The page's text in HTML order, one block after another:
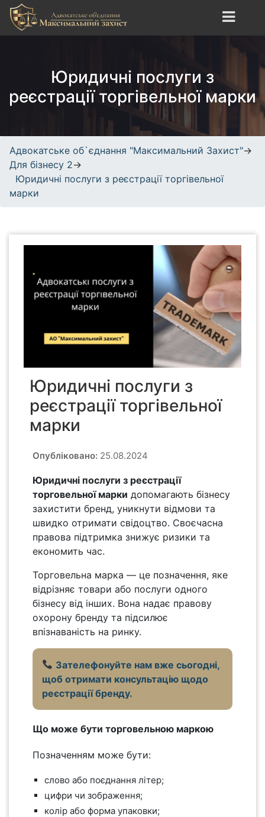
i
t
послуги, кримінальне,
трудове, спортивне право.
Юридичні послуги з
реєстрації торгівельної марки
Адвокатське об`єднання "Максимальний Захист"→
Для бізнесу 2→
Юридичні послуги з реєстрації торгівельної
марки
Юридичні послуги з
реєстрації торгівельної
марки
Опубліковано: 25.08.2024
Юридичні послуги з реєстрації
торговельної марки допомагають бізнесу
захистити бренд, уникнути відмови та
швидко отримати свідоцтво. Своєчасна
правова підтримка знижує ризики та
економить час.
Торговельна марка — це позначення, яке
відрізняє товари або послуги одного
бізнесу від інших. Вона надає правову
охорону бренду та підсилює
впізнаваність на ринку.
Зателефонуйте нам вже сьогодні,
щоб отримати консультацію щодо
реєстрації бренду.
Що може бути торговельною маркою
Позначенням може бути:
слово або поєднання літер;
цифри чи зображення;
колір або форма упаковки;